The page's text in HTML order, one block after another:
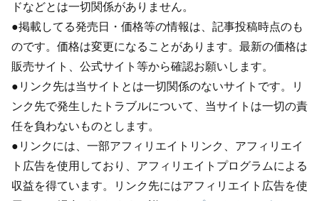
ドなどとは一切関係がありません。
●掲載してる発売日・価格等の情報は、記事投稿時点のも
のです。価格は変更になることがあります。最新の価格は
販売サイト、公式サイト等から確認お願いします。
●リンク先は当サイトとは一切関係のないサイトです。リ
ンク先で発生したトラブルについて、当サイトは一切の責
任を負わないものとします。
●リンクには、一部アフィリエイトリンク、アフィリエイ
ト広告を使用しており、アフィリエイトプログラムによる
収益を得ています。リンク先にはアフィリエイト広告を使